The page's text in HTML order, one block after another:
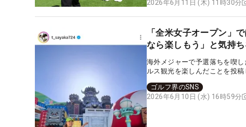
2026年6月11日 (木) 11時30分
「全米女子オープン」
なら楽しもう」と気持
海外メジャーで予選落ちを喫
ルス観光を楽しんだことを投稿
ゴルフ界のSNS
2026年6月10日 (水) 16時59分